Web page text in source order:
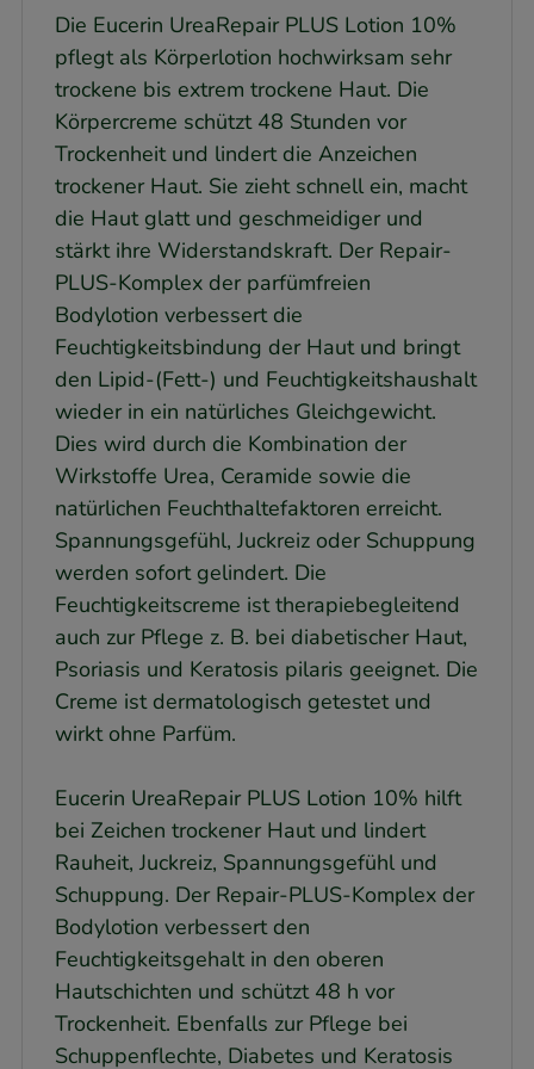
Die Eucerin UreaRepair PLUS Lotion 10%
pflegt als Körperlotion hochwirksam sehr
trockene bis extrem trockene Haut. Die
Körpercreme schützt 48 Stunden vor
Trockenheit und lindert die Anzeichen
trockener Haut. Sie zieht schnell ein, macht
die Haut glatt und geschmeidiger und
stärkt ihre Widerstandskraft. Der Repair-
PLUS-Komplex der parfümfreien
Bodylotion verbessert die
Feuchtigkeitsbindung der Haut und bringt
den Lipid-(Fett-) und Feuchtigkeitshaushalt
wieder in ein natürliches Gleichgewicht.
Dies wird durch die Kombination der
Wirkstoffe Urea, Ceramide sowie die
natürlichen Feuchthaltefaktoren erreicht.
Spannungsgefühl, Juckreiz oder Schuppung
werden sofort gelindert. Die
Feuchtigkeitscreme ist therapiebegleitend
auch zur Pflege z. B. bei diabetischer Haut,
Psoriasis und Keratosis pilaris geeignet. Die
Creme ist dermatologisch getestet und
wirkt ohne Parfüm.
Eucerin UreaRepair PLUS Lotion 10% hilft
bei Zeichen trockener Haut und lindert
Rauheit, Juckreiz, Spannungsgefühl und
Schuppung. Der Repair-PLUS-Komplex der
Bodylotion verbessert den
Feuchtigkeitsgehalt in den oberen
Hautschichten und schützt 48 h vor
Trockenheit. Ebenfalls zur Pflege bei
Schuppenflechte, Diabetes und Keratosis